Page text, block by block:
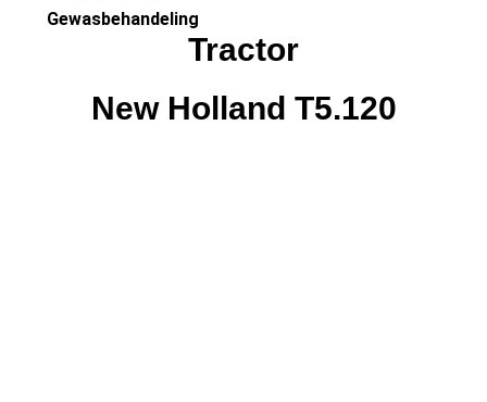
Gewasbehandeling
Tractor
New Holland T5.120